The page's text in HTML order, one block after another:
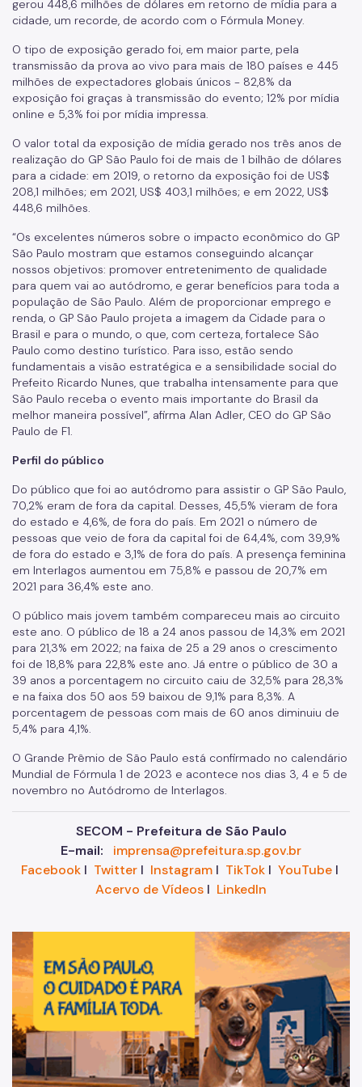
gerou 448,6 milhões de dólares em retorno de mídia para a
cidade, um recorde, de acordo com o Fórmula Money.
O tipo de exposição gerado foi, em maior parte, pela
transmissão da prova ao vivo para mais de 180 países e 445
milhões de expectadores globais únicos - 82,8% da
exposição foi graças à transmissão do evento; 12% por mídia
online e 5,3% foi por mídia impressa.
O valor total da exposição de mídia gerado nos três anos de
realização do GP São Paulo foi de mais de 1 bilhão de dólares
para a cidade: em 2019, o retorno da exposição foi de US$
208,1 milhões; em 2021, US$ 403,1 milhões; e em 2022, US$
448,6 milhões.
“Os excelentes números sobre o impacto econômico do GP
São Paulo mostram que estamos conseguindo alcançar
nossos objetivos: promover entretenimento de qualidade
para quem vai ao autódromo, e gerar benefícios para toda a
população de São Paulo. Além de proporcionar emprego e
renda, o GP São Paulo projeta a imagem da Cidade para o
Brasil e para o mundo, o que, com certeza, fortalece São
Paulo como destino turístico. Para isso, estão sendo
fundamentais a visão estratégica e a sensibilidade social do
Prefeito Ricardo Nunes, que trabalha intensamente para que
São Paulo receba o evento mais importante do Brasil da
melhor maneira possível”, afirma Alan Adler, CEO do GP São
Paulo de F1.
Perfil do público
Do público que foi ao autódromo para assistir o GP São Paulo,
70,2% eram de fora da capital. Desses, 45,5% vieram de fora
do estado e 4,6%, de fora do país. Em 2021 o número de
pessoas que veio de fora da capital foi de 64,4%, com 39,9%
de fora do estado e 3,1% de fora do país. A presença feminina
em Interlagos aumentou em 75,8% e passou de 20,7% em
2021 para 36,4% este ano.
O público mais jovem também compareceu mais ao circuito
este ano. O público de 18 a 24 anos passou de 14,3% em 2021
para 21,3% em 2022; na faixa de 25 a 29 anos o crescimento
foi de 18,8% para 22,8% este ano. Já entre o público de 30 a
39 anos a porcentagem no circuito caiu de 32,5% para 28,3%
e na faixa dos 50 aos 59 baixou de 9,1% para 8,3%. A
porcentagem de pessoas com mais de 60 anos diminuiu de
5,4% para 4,1%.
O Grande Prêmio de São Paulo está confirmado no calendário
Mundial de Fórmula 1 de 2023 e acontece nos dias 3, 4 e 5 de
novembro no Autódromo de Interlagos.
SECOM - Prefeitura de São Paulo
E-mail:
imprensa@prefeitura.sp.gov.br
FacebookI TwitterI InstagramI TikTokI YouTubeI
Acervo de Vídeos I LinkedIn